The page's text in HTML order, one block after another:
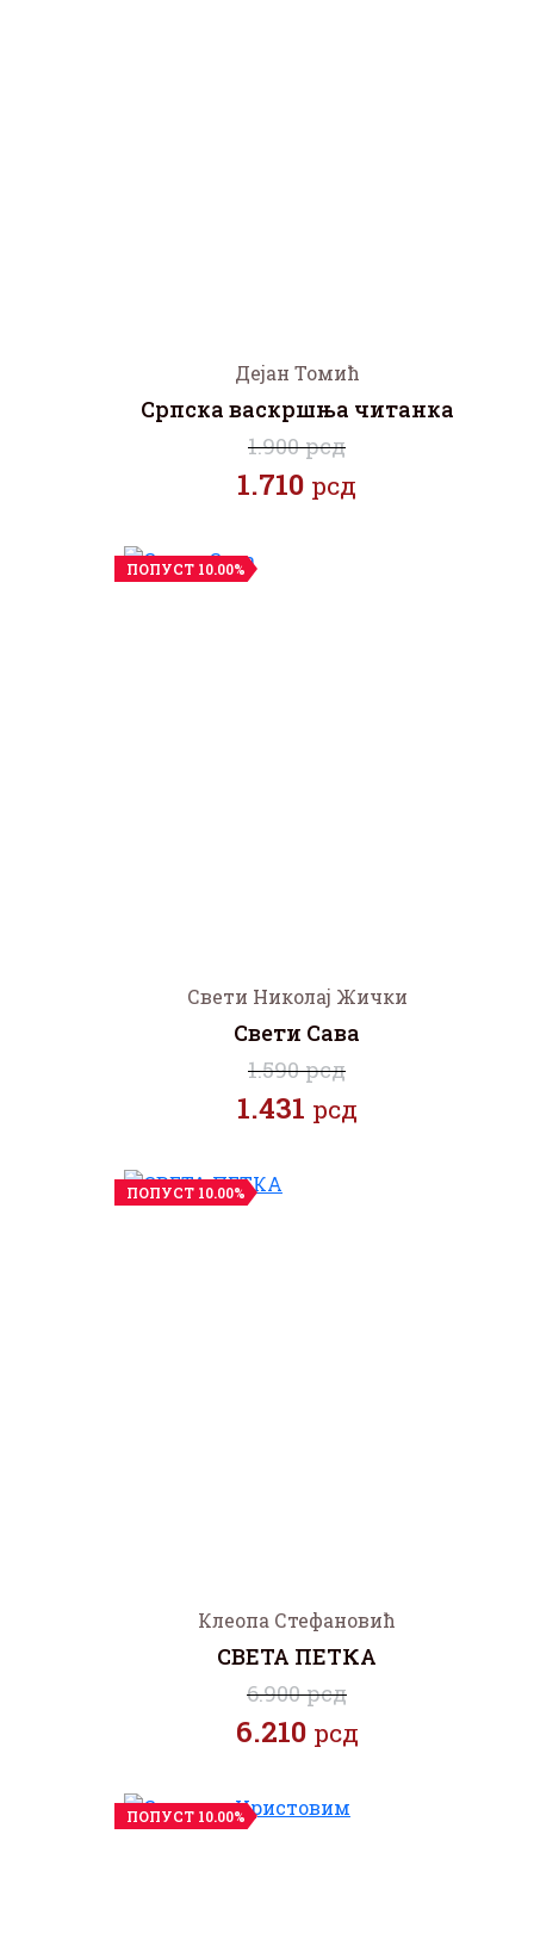
Дејан Томић
Српска васкршња читанка
1.900 рсд
1.710 рсд
ПОПУСТ 10.00%
Свети Николај Жички
Свети Сава
1.590 рсд
1.431 рсд
ПОПУСТ 10.00%
Клеопа Стефановић
СВЕТА ПЕТКА
6.900 рсд
6.210 рсд
ПОПУСТ 10.00%